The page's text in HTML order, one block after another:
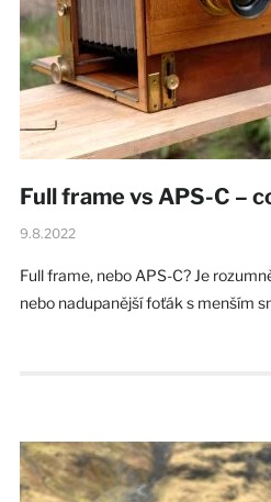
Full frame vs APS-C –
9.8.2022
Full frame, nebo APS-C? Je
nebo nadupanější foťák s menším